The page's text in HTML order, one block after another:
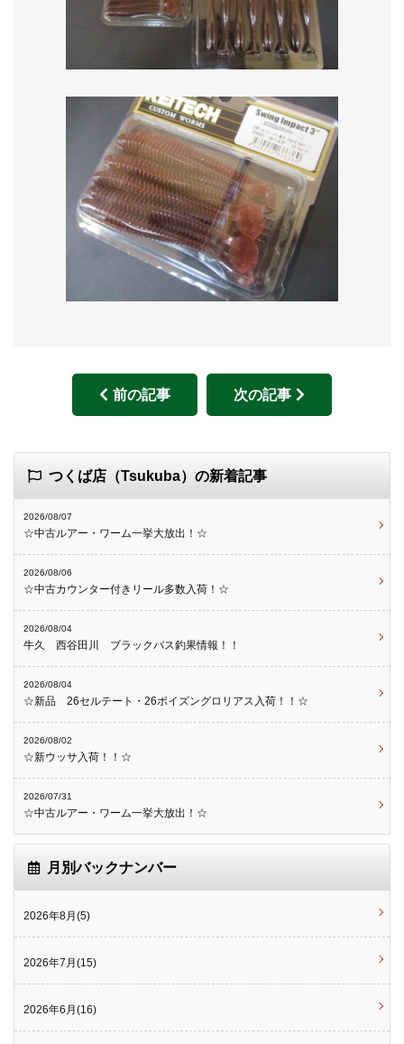
前の記事 次の記事
つくば店（Tsukuba）の新着記事
2026/08/07
☆中古ルアー・ワーム一挙大放出！☆
2026/08/06
☆中古カウンター付きリール多数入荷！☆
2026/08/04
牛久 西谷田川 ブラックバス釣果情報！！
2026/08/04
☆新品 26セルテート・26ポイズングロリアス入荷！！☆
2026/08/02
☆新ウッサ入荷！！☆
2026/07/31
☆中古ルアー・ワーム一挙大放出！☆
月別バックナンバー
2026年8月(5)
2026年7月(15)
2026年6月(16)